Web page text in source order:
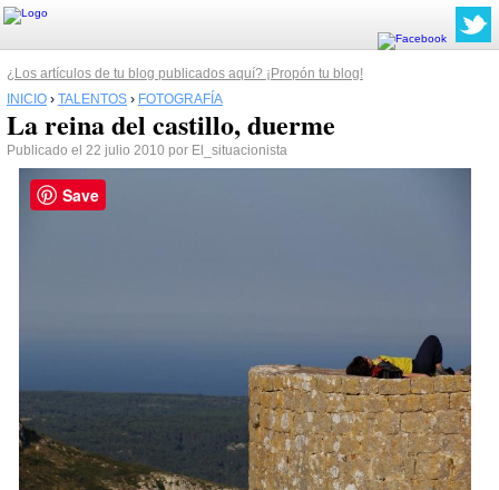
¿Los artículos de tu blog publicados aquí? ¡Propón tu blog!
INICIO › TALENTOS › FOTOGRAFÍA
La reina del castillo, duerme
Publicado el 22 julio 2010 por El_situacionista
Save